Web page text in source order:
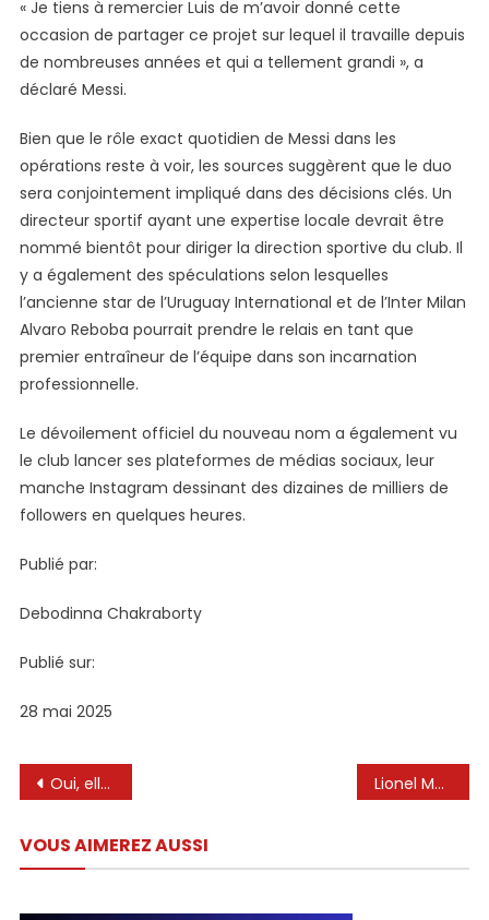
« Je tiens à remercier Luis de m’avoir donné cette
occasion de partager ce projet sur lequel il travaille depuis
de nombreuses années et qui a tellement grandi », a
déclaré Messi.
Bien que le rôle exact quotidien de Messi dans les
opérations reste à voir, les sources suggèrent que le duo
sera conjointement impliqué dans des décisions clés. Un
directeur sportif ayant une expertise locale devrait être
nommé bientôt pour diriger la direction sportive du club. Il
y a également des spéculations selon lesquelles
l’ancienne star de l’Uruguay International et de l’Inter Milan
Alvaro Reboba pourrait prendre le relais en tant que
premier entraîneur de l’équipe dans son incarnation
professionnelle.
Le dévoilement officiel du nouveau nom a également vu
le club lancer ses plateformes de médias sociaux, leur
manche Instagram dessinant des dizaines de milliers de
followers en quelques heures.
Publié par:
Debodinna Chakraborty
Publié sur:
28 mai 2025
Navigation
l’article
Oui, elle est l’épouse de Leo Messi😊😍 # Antonelaroccuzzo # Beautiful # mignon # lm10 #short Lionel Messi et Luis Suarez ont présenté une nouvelle société dans le football
VOUS AIMEREZ AUSSI